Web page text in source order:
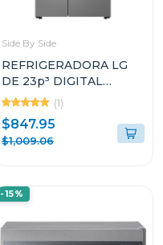
Side By Side
REFRIGERADORA LG
DE 23p³ DIGITAL
INVERTER SIDE BY
SIDE VS25BJNK
(1)
$847.95
$1,009.06
-15%